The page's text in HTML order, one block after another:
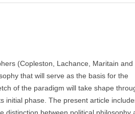
(Copleston, Lachance, Maritain and
that will serve as the basis for the
of the paradigm will take shape
initial phase. The present article